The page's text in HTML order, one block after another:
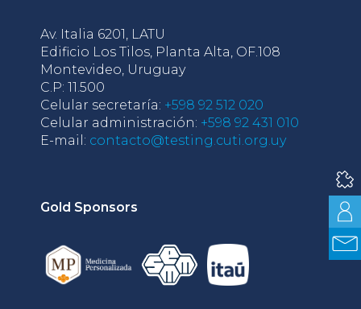
Av. Italia 6201, LATU
Edificio Los Tilos, Planta Alta, OF.108
Montevideo, Uruguay
C.P: 11.500
Celular secretaría: +598 92 512 020
Celular administración: +598 92 431 010
E-mail: contacto@testing.cuti.org.uy
Gold Sponsors